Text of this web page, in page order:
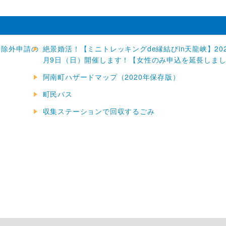
外申請の 絶景婚活！【ミニトレッキングde縁結びin天龍峡】
月9日（日）開催します！【女性のみ申込を延長しま
阿南町ハザードマップ（2020年保存版）
町民バス
収集ステーションで回収するごみ